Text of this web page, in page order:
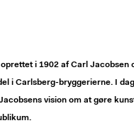
i 1902 af Carl Jacobsen
i Carlsberg-bryggerierne. I
vision om at gøre